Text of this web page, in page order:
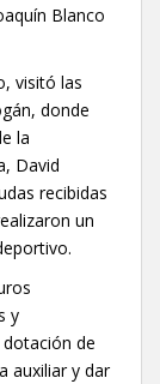
Blanco
visitó las
donde
la
David
recibidas
un
y
de
auxiliar y dar